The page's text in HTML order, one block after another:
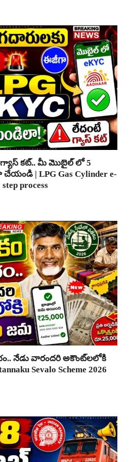
గ్యాస్ కట్.. మీ మొబైల్ లో 5
| LPG Gas Cylinder e-
process
నేడు వారందరి అకౌంట్‌లలోకి
Sevalo Scheme 2026